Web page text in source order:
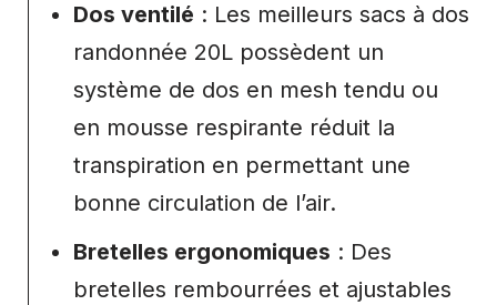
Dos ventilé : Les meilleurs sacs à dos
randonnée 20L possèdent un
système de dos en mesh tendu ou
en mousse respirante réduit la
transpiration en permettant une
bonne circulation de l’air.
Bretelles ergonomiques : Des
bretelles rembourrées et ajustables